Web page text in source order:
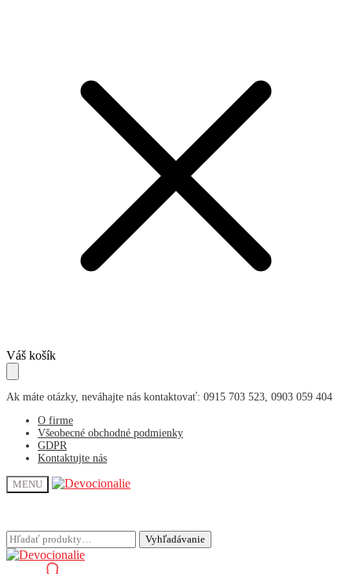
Skip
to
navigation
Skip
to
content
Váš košík
Ak máte otázky, neváhajte nás kontaktovať: 0915 703 523, 0903 059 404
O firme
Všeobecné obchodné podmienky
GDPR
Kontaktujte nás
MENU
Hľadať: Vyhľadávanie
Hľadať: Vyhľadávanie